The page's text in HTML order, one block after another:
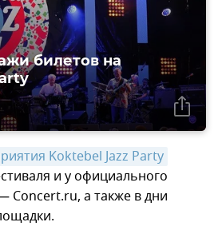
билетов на
Koktebel Jazz Party
и у официального
Concert.ru, а также в дни